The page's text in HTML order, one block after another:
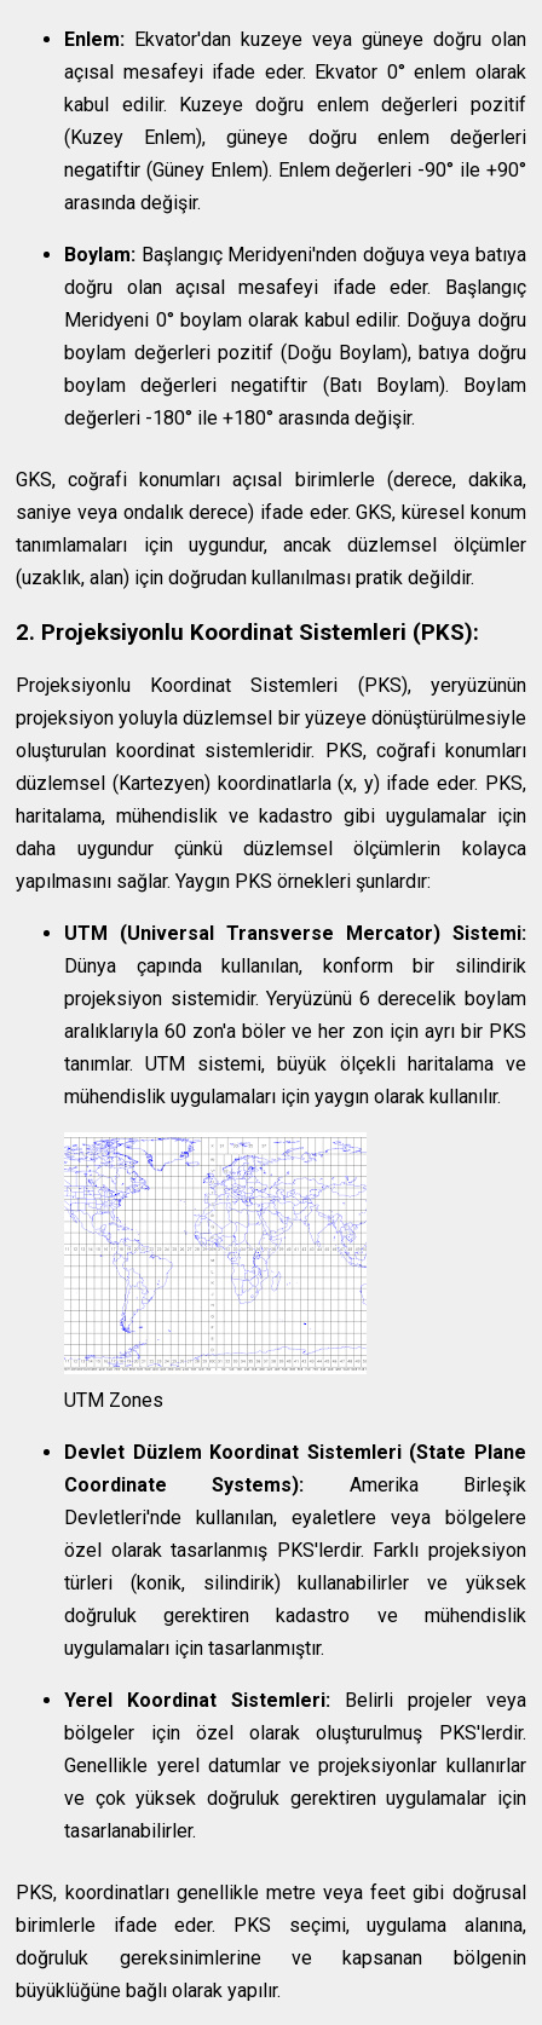
Enlem: Ekvator'dan kuzeye veya güneye doğru olan
açısal mesafeyi ifade eder. Ekvator 0° enlem olarak
kabul edilir. Kuzeye doğru enlem değerleri pozitif
(Kuzey Enlem), güneye doğru enlem değerleri
negatiftir (Güney Enlem). Enlem değerleri -90° ile +90°
arasında değişir.
Boylam: Başlangıç Meridyeni'nden doğuya veya batıya
doğru olan açısal mesafeyi ifade eder. Başlangıç
Meridyeni 0° boylam olarak kabul edilir. Doğuya doğru
boylam değerleri pozitif (Doğu Boylam), batıya doğru
boylam değerleri negatiftir (Batı Boylam). Boylam
değerleri -180° ile +180° arasında değişir.
GKS, coğrafi konumları açısal birimlerle (derece, dakika,
saniye veya ondalık derece) ifade eder. GKS, küresel konum
tanımlamaları için uygundur, ancak düzlemsel ölçümler
(uzaklık, alan) için doğrudan kullanılması pratik değildir.
2. Projeksiyonlu Koordinat Sistemleri (PKS):
Projeksiyonlu Koordinat Sistemleri (PKS), yeryüzünün
projeksiyon yoluyla düzlemsel bir yüzeye dönüştürülmesiyle
oluşturulan koordinat sistemleridir. PKS, coğrafi konumları
düzlemsel (Kartezyen) koordinatlarla (x, y) ifade eder. PKS,
haritalama, mühendislik ve kadastro gibi uygulamalar için
daha uygundur çünkü düzlemsel ölçümlerin kolayca
yapılmasını sağlar. Yaygın PKS örnekleri şunlardır:
UTM (Universal Transverse Mercator) Sistemi:
Dünya çapında kullanılan, konform bir silindirik
projeksiyon sistemidir. Yeryüzünü 6 derecelik boylam
aralıklarıyla 60 zon'a böler ve her zon için ayrı bir PKS
tanımlar. UTM sistemi, büyük ölçekli haritalama ve
mühendislik uygulamaları için yaygın olarak kullanılır.
UTM Zones
Devlet Düzlem Koordinat Sistemleri (State Plane
Coordinate Systems): Amerika Birleşik
Devletleri'nde kullanılan, eyaletlere veya bölgelere
özel olarak tasarlanmış PKS'lerdir. Farklı projeksiyon
türleri (konik, silindirik) kullanabilirler ve yüksek
doğruluk gerektiren kadastro ve mühendislik
uygulamaları için tasarlanmıştır.
Yerel Koordinat Sistemleri: Belirli projeler veya
bölgeler için özel olarak oluşturulmuş PKS'lerdir.
Genellikle yerel datumlar ve projeksiyonlar kullanırlar
ve çok yüksek doğruluk gerektiren uygulamalar için
tasarlanabilirler.
PKS, koordinatları genellikle metre veya feet gibi doğrusal
birimlerle ifade eder. PKS seçimi, uygulama alanına,
doğruluk gereksinimlerine ve kapsanan bölgenin
büyüklüğüne bağlı olarak yapılır.